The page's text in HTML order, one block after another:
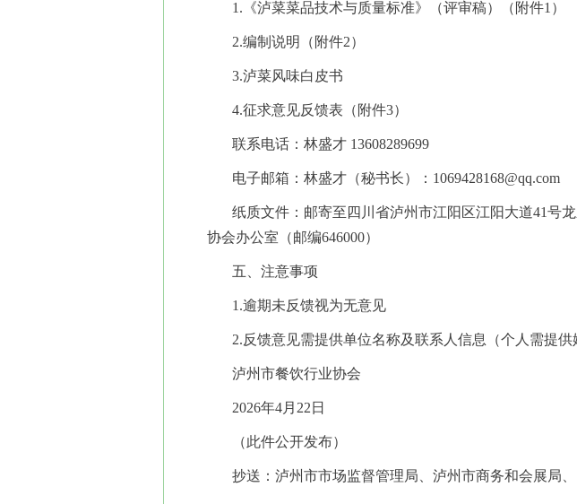
1.《泸菜菜品技术与质量标准》（评审稿）（附件1）
2.编制说明（附件2）
3.泸菜风味白皮书
4.征求意见反馈表（附件3）
联系电话：林盛才 13608289699
电子邮箱：林盛才（秘书长）：1069428168@qq.com
纸质文件：邮寄至四川省泸州市江阳区江阳大道41号
协会办公室（邮编646000）
五、注意事项
1.逾期未反馈视为无意见
2.反馈意见需提供单位名称及联系人信息（个人需提供
泸州市餐饮行业协会
2026年4月22日
（此件公开发布）
抄送：泸州市市场监督管理局、泸州市商务和会展局